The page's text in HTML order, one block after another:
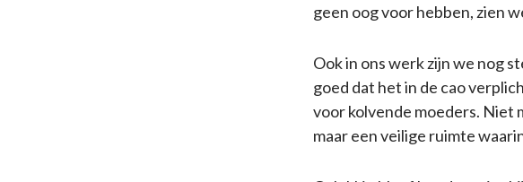
geen oog voor hebben, zien
Ook in ons werk zijn we nog
goed dat het in de cao
voor kolvende moeders. Niet
maar een veilige ruimte